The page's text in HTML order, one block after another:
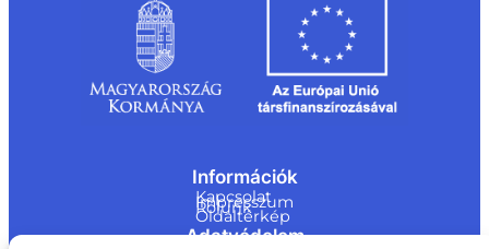
Információk
Kapcsolat
Impresszum
Rólunk
Oldaltérkép
Adatvédelem